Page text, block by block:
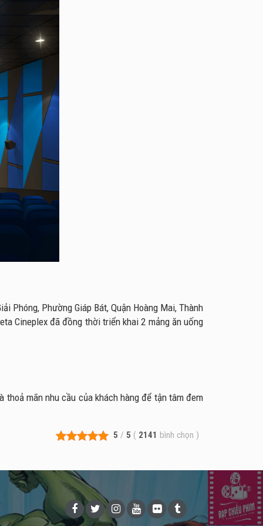
Phóng, Phường Giáp Bát, Quận Hoàng Mai, Thành
Cineplex đã đồng thời triển khai 2 mảng ăn uống
mãn nhu cầu của khách hàng để tận tâm đem
5 / 5 ( 2141 bình chọn )